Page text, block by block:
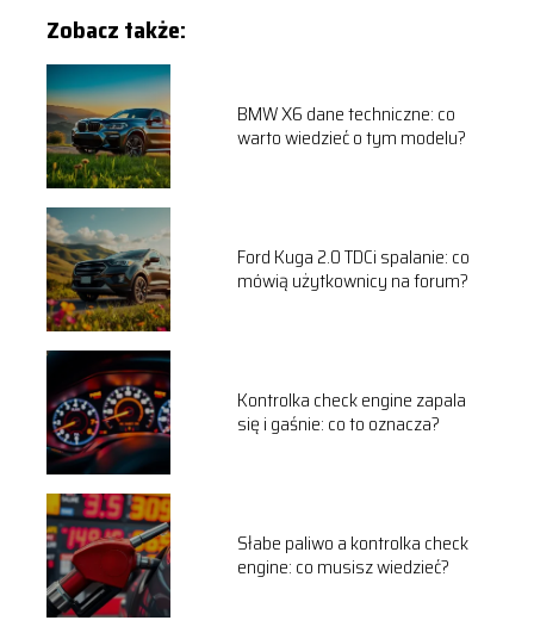
Zobacz także:
BMW X6 dane techniczne: co
warto wiedzieć o tym modelu?
Ford Kuga 2.0 TDCi spalanie: co
mówią użytkownicy na forum?
Kontrolka check engine zapala
się i gaśnie: co to oznacza?
Słabe paliwo a kontrolka check
engine: co musisz wiedzieć?